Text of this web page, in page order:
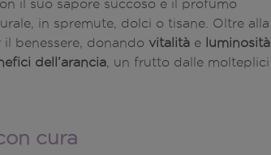
il suo sapore succoso e il profumo
in spremute, dolci o tisane. Oltre alla
benessere, donando vitalità e luminosità
dell’arancia , un frutto dalle molteplici
cura